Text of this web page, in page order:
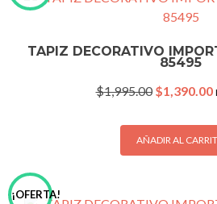
TAPIZ DECORATIVO
85495
$1,995.00 Original
was:
$1,995.00.
$1,390.00
AÑADIR AL
¡OFERTA!